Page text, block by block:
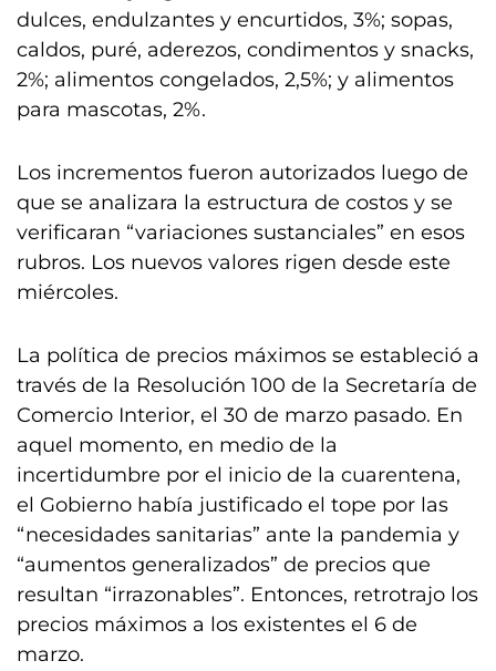
dulces, endulzantes y encurtidos, 3%; sopas,
caldos, puré, aderezos, condimentos y snacks,
2%; alimentos congelados, 2,5%; y alimentos
para mascotas, 2%.
Los incrementos fueron autorizados luego de
que se analizara la estructura de costos y se
verificaran “variaciones sustanciales” en esos
rubros. Los nuevos valores rigen desde este
miércoles.
La política de precios máximos se estableció a
través de la Resolución 100 de la Secretaría de
Comercio Interior, el 30 de marzo pasado. En
aquel momento, en medio de la
incertidumbre por el inicio de la cuarentena,
el Gobierno había justificado el tope por las
“necesidades sanitarias” ante la pandemia y
“aumentos generalizados” de precios que
resultan “irrazonables”. Entonces, retrotrajo los
precios máximos a los existentes el 6 de
marzo.